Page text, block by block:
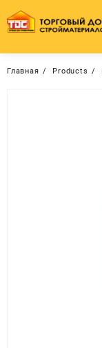
содержимому
Главная Products